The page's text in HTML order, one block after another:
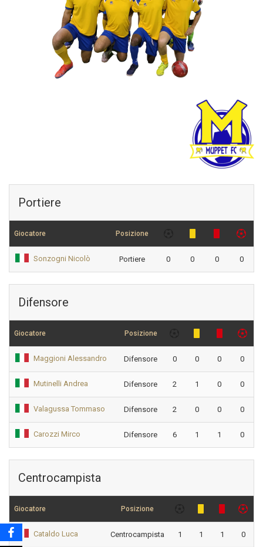
Portiere
Giocatore Posizione
Sonzogni Nicolò Portiere 0 0 0 0
Difensore
Giocatore Posizione
Maggioni Alessandro Difensore 0 0 0 0
Mutinelli Andrea Difensore 2 1 0 0
Valagussa Tommaso Difensore 2 0 0 0
Carozzi Mirco Difensore 6 1 1 0
Centrocampista
Giocatore Posizione
Cataldo Luca Centrocampista 1 1 1 0